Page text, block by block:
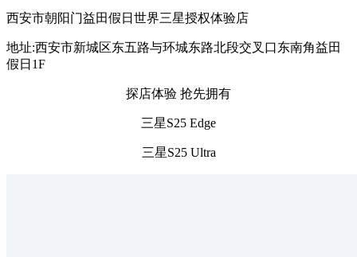
西安市朝阳门益田假日世界三星授权体验店
地址:西安市新城区东五路与环城东路北段交叉口东南角益田
假日1F
探店体验 抢先拥有
三星S25 Edge
三星S25 Ultra